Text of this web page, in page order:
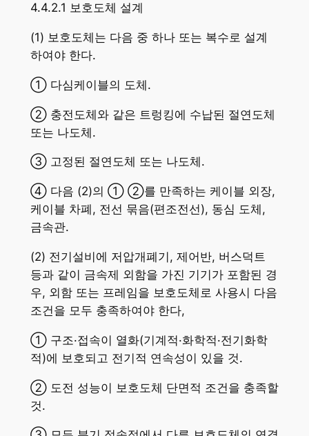
4.4.2.1 보호도체 설계
(1) 보호도체는 다음 중 하나 또는 복수로 설계
하여야 한다.
① 다심케이블의 도체.
② 충전도체와 같은 트렁킹에 수납된 절연도체
또는 나도체.
③ 고정된 절연도체 또는 나도체.
④ 다음 (2)의 ① ②를 만족하는 케이블 외장,
케이블 차폐, 전선 묶음(편조전선), 동심 도체,
금속관.
(2) 전기설비에 저압개폐기, 제어반, 버스덕트
등과 같이 금속제 외함을 가진 기기가 포함된 경
우, 외함 또는 프레임을 보호도체로 사용시 다음
조건을 모두 충족하여야 한다,
① 구조·접속이 열화(기계적·화학적·전기화학
적)에 보호되고 전기적 연속성이 있을 것.
② 도전 성능이 보호도체 단면적 조건을 충족할
것.